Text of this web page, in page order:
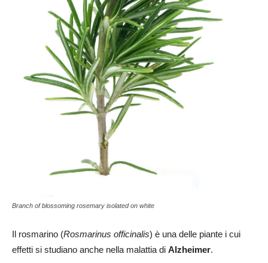
Branch of blossoming rosemary isolated on white
Il rosmarino (Rosmarinus officinalis) è una delle piante i cui
effetti si studiano anche nella malattia di Alzheimer.